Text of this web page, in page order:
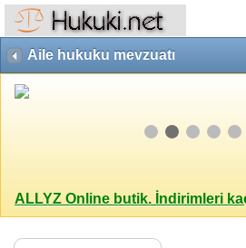
Aile hukuku mevzuatı
ALLYZ Online butik. İndirimleri